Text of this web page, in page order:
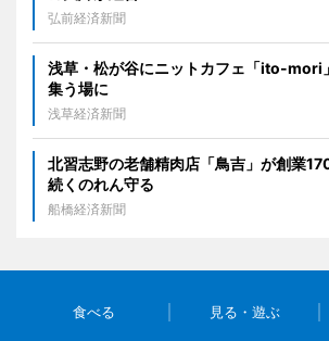
弘前経済新聞
浅草・松が谷にニットカフェ「ito-
集う場に
浅草経済新聞
北習志野の老舗精肉店「鳥吉」が創業
続くのれん守る
船橋経済新聞
食べる 見る・遊ぶ